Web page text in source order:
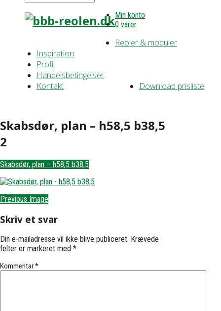
Min konto
0 varer
Reoler & moduler
Inspiration
Profil
Handelsbetingelser
Download prisliste
Kontakt
Skabsdør, plan – h58,5 b38,5
2
Skabsdør, plan – h58,5 b38,5
Previous Image
Skriv et svar
Din e-mailadresse vil ikke blive publiceret. Krævede
felter er markeret med *
Kommentar*